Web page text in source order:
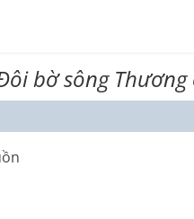
bờ sông Thương